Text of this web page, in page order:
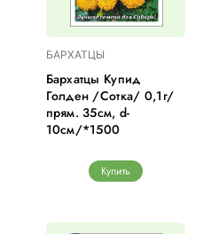
БАРХАТЦЫ
Бархатцы Купид
Голден /Сотка/ 0,1г/
прям. 35см, d-
10см/*1500
Купить